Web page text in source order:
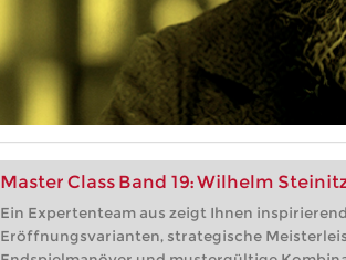
Master Class Band 19: Wilhelm
Ein Expertenteam aus zeigt Ihnen
Eröffnungsvarianten, strategische